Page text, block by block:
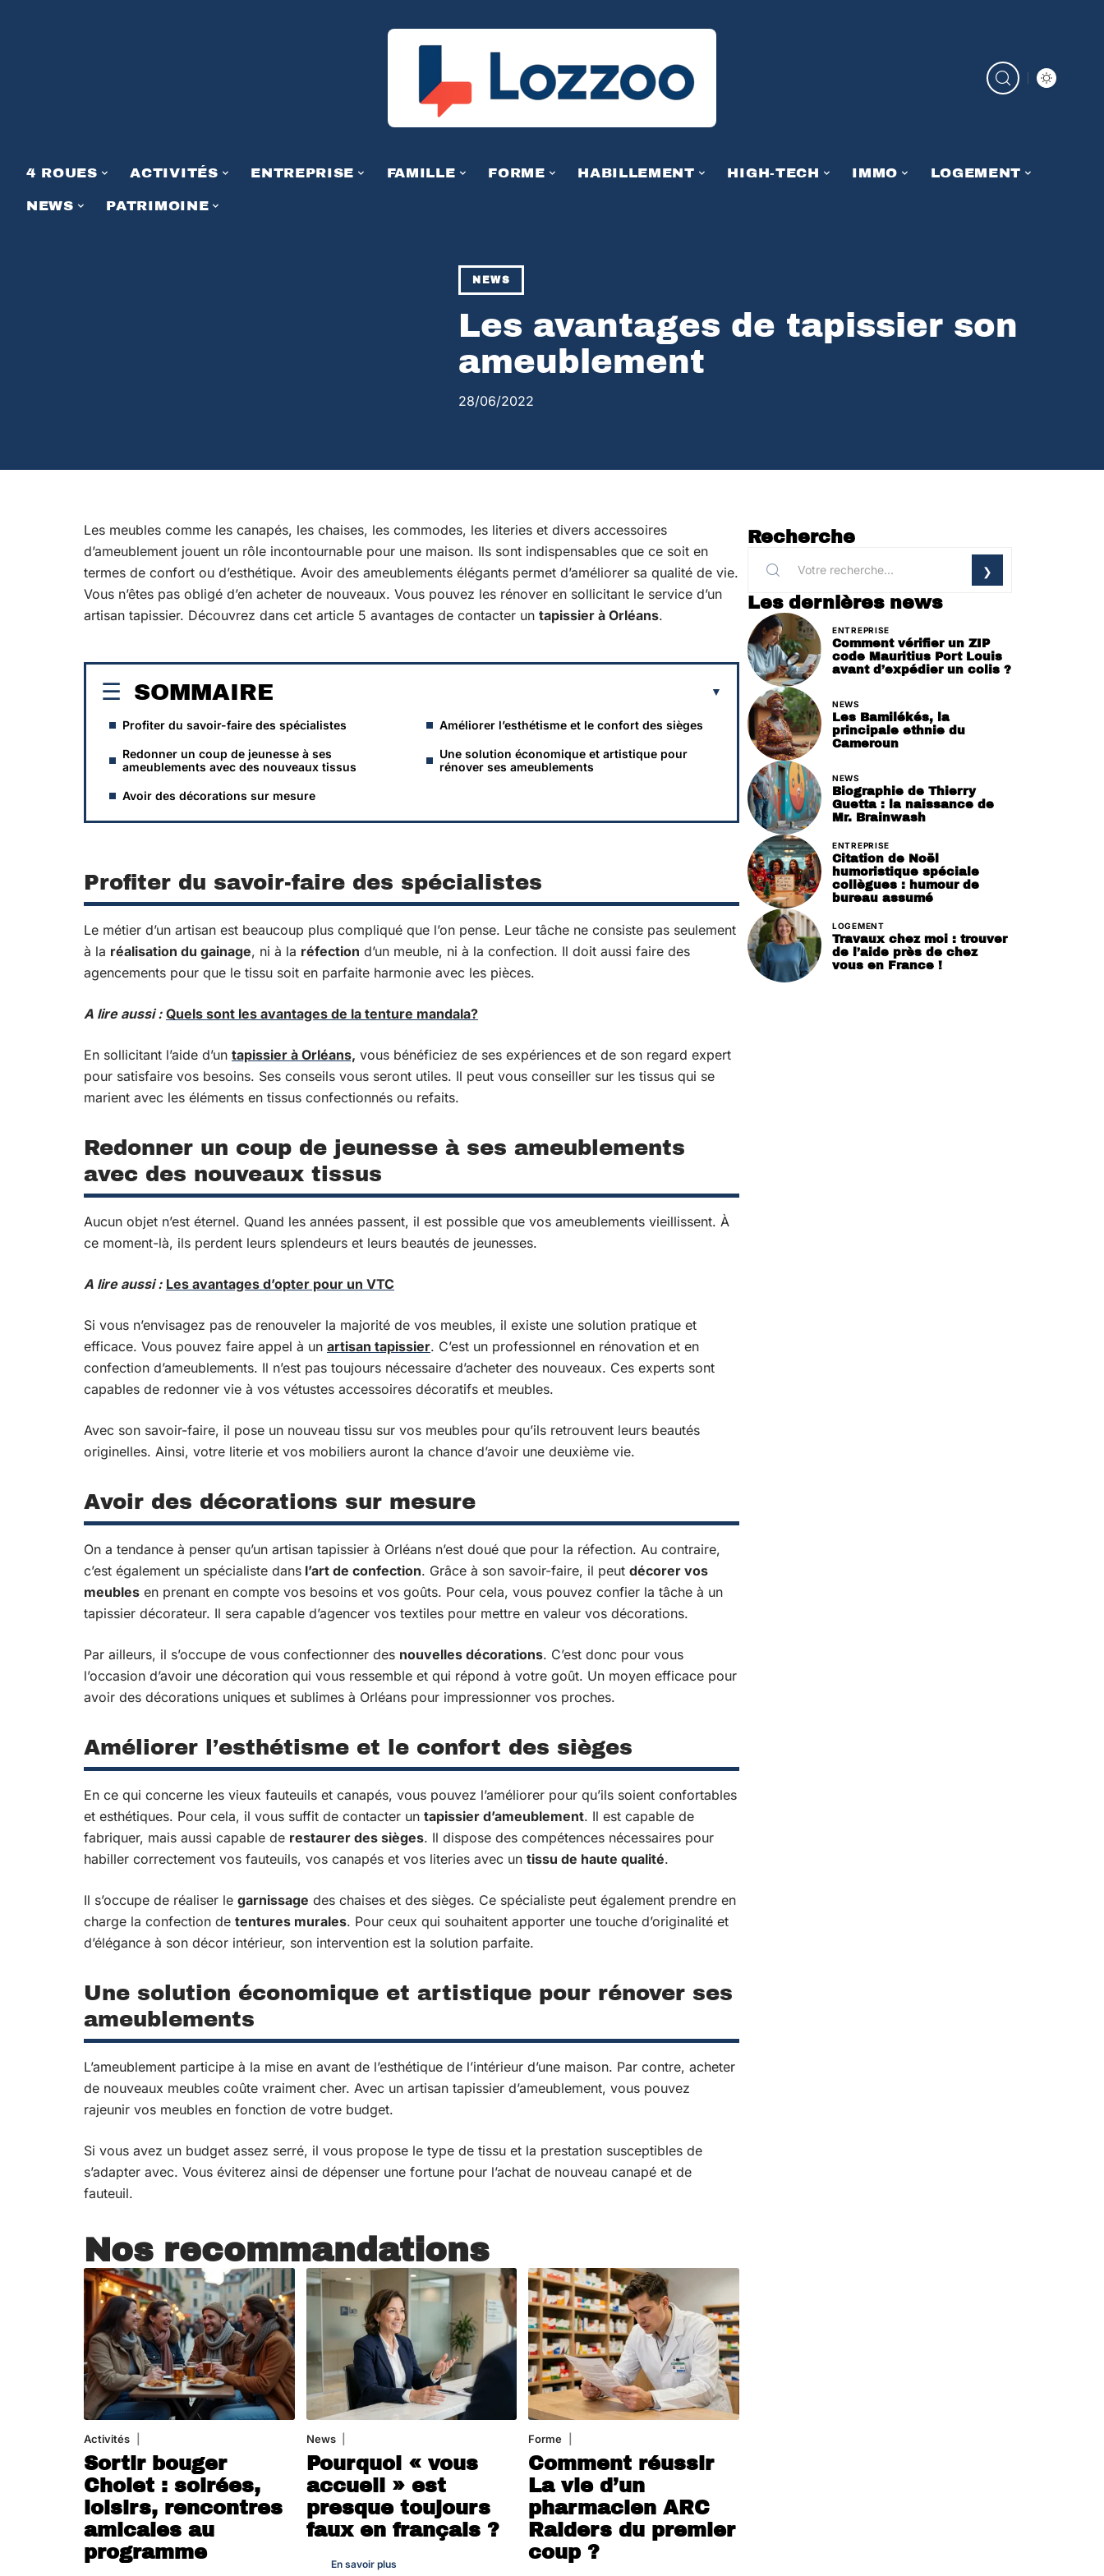
4 ROUES ACTIVITÉS ENTREPRISE FAMILLE FORME HABILLEMENT HIGH-TECH IMMO LOGEMENT
NEWS PATRIMOINE
NEWS
Les avantages de tapissier son
ameublement
28/06/2022
Les meubles comme les canapés, les chaises, les commodes, les literies et divers accessoires
d’ameublement jouent un rôle incontournable pour une maison. Ils sont indispensables que ce soit en
termes de confort ou d’esthétique. Avoir des ameublements élégants permet d’améliorer sa qualité de vie.
Vous n’êtes pas obligé d’en acheter de nouveaux. Vous pouvez les rénover en sollicitant le service d’un
artisan tapissier. Découvrez dans cet article 5 avantages de contacter un tapissier à Orléans.
SOMMAIRE
Profiter du savoir-faire des spécialistes
Redonner un coup de jeunesse à ses
ameublements avec des nouveaux tissus
Avoir des décorations sur mesure
Améliorer l’esthétisme et le confort des sièges
Une solution économique et artistique pour
rénover ses ameublements
Profiter du savoir-faire des spécialistes
Le métier d’un artisan est beaucoup plus compliqué que l’on pense. Leur tâche ne consiste pas seulement
à la réalisation du gainage, ni à la réfection d’un meuble, ni à la confection. Il doit aussi faire des
agencements pour que le tissu soit en parfaite harmonie avec les pièces.
A lire aussi : Quels sont les avantages de la tenture mandala?
En sollicitant l’aide d’un tapissier à Orléans, vous bénéficiez de ses expériences et de son regard expert
pour satisfaire vos besoins. Ses conseils vous seront utiles. Il peut vous conseiller sur les tissus qui se
marient avec les éléments en tissus confectionnés ou refaits.
Redonner un coup de jeunesse à ses ameublements
avec des nouveaux tissus
Aucun objet n’est éternel. Quand les années passent, il est possible que vos ameublements vieillissent. À
ce moment-là, ils perdent leurs splendeurs et leurs beautés de jeunesses.
A lire aussi : Les avantages d’opter pour un VTC
Si vous n’envisagez pas de renouveler la majorité de vos meubles, il existe une solution pratique et
efficace. Vous pouvez faire appel à un artisan tapissier. C’est un professionnel en rénovation et en
confection d’ameublements. Il n’est pas toujours nécessaire d’acheter des nouveaux. Ces experts sont
capables de redonner vie à vos vétustes accessoires décoratifs et meubles.
Avec son savoir-faire, il pose un nouveau tissu sur vos meubles pour qu’ils retrouvent leurs beautés
originelles. Ainsi, votre literie et vos mobiliers auront la chance d’avoir une deuxième vie.
Avoir des décorations sur mesure
On a tendance à penser qu’un artisan tapissier à Orléans n’est doué que pour la réfection. Au contraire,
c’est également un spécialiste dans l’art de confection. Grâce à son savoir-faire, il peut décorer vos
meubles en prenant en compte vos besoins et vos goûts. Pour cela, vous pouvez confier la tâche à un
tapissier décorateur. Il sera capable d’agencer vos textiles pour mettre en valeur vos décorations.
Par ailleurs, il s’occupe de vous confectionner des nouvelles décorations. C’est donc pour vous
l’occasion d’avoir une décoration qui vous ressemble et qui répond à votre goût. Un moyen efficace pour
avoir des décorations uniques et sublimes à Orléans pour impressionner vos proches.
Améliorer l’esthétisme et le confort des sièges
En ce qui concerne les vieux fauteuils et canapés, vous pouvez l’améliorer pour qu’ils soient confortables
et esthétiques. Pour cela, il vous suffit de contacter un tapissier d’ameublement. Il est capable de
fabriquer, mais aussi capable de restaurer des sièges. Il dispose des compétences nécessaires pour
habiller correctement vos fauteuils, vos canapés et vos literies avec un tissu de haute qualité.
Il s’occupe de réaliser le garnissage des chaises et des sièges. Ce spécialiste peut également prendre en
charge la confection de tentures murales. Pour ceux qui souhaitent apporter une touche d’originalité et
d’élégance à son décor intérieur, son intervention est la solution parfaite.
Une solution économique et artistique pour rénover ses
ameublements
L’ameublement participe à la mise en avant de l’esthétique de l’intérieur d’une maison. Par contre, acheter
de nouveaux meubles coûte vraiment cher. Avec un artisan tapissier d’ameublement, vous pouvez
rajeunir vos meubles en fonction de votre budget.
Si vous avez un budget assez serré, il vous propose le type de tissu et la prestation susceptibles de
s’adapter avec. Vous éviterez ainsi de dépenser une fortune pour l’achat de nouveau canapé et de
fauteuil.
Nos recommandations
Activités
Sortir bouger
Cholet : soirées,
loisirs, rencontres
amicales au
programme
News
Pourquoi « vous
accueil » est
presque toujours
faux en français ?
En savoir plus
Forme
Comment réussir
La vie d’un
pharmacien ARC
Raiders du premier
coup ?
Recherche
Les dernières news
ENTREPRISE
Comment vérifier un ZIP
code Mauritius Port Louis
avant d’expédier un colis ?
NEWS
Les Bamilékés, la
principale ethnie du
Cameroun
NEWS
Biographie de Thierry
Guetta : la naissance de
Mr. Brainwash
ENTREPRISE
Citation de Noël
humoristique spéciale
collègues : humour de
bureau assumé
LOGEMENT
Travaux chez moi : trouver
de l’aide près de chez
vous en France !